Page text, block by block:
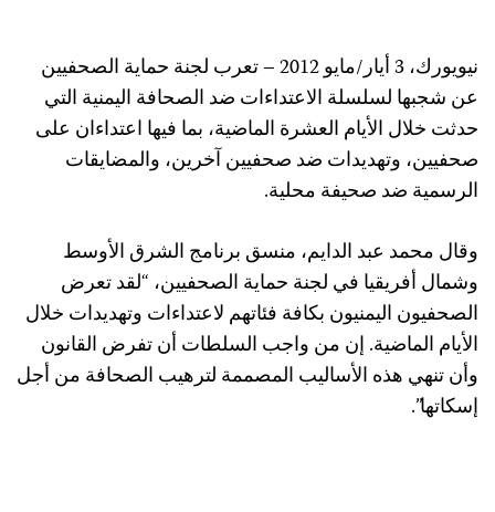
نيويورك، 3 أيار/مايو 2012 – تعرب لجنة حماية الصحفيين
عن شجبها لسلسلة الاعتداءات ضد الصحافة اليمنية التي
حدثت خلال الأيام العشرة الماضية، بما فيها اعتداءان على
صحفيين، وتهديدات ضد صحفيين آخرين، والمضايقات
الرسمية ضد صحيفة محلية.
وقال محمد عبد الدايم، منسق برنامج الشرق الأوسط
وشمال أفريقيا في لجنة حماية الصحفيين، “لقد تعرض
الصحفيون اليمنيون بكافة فئاتهم لاعتداءات وتهديدات خلال
الأيام الماضية. إن من واجب السلطات أن تفرض القانون
وأن تنهي هذه الأساليب المصممة لترهيب الصحافة من أجل
إسكاتها”.